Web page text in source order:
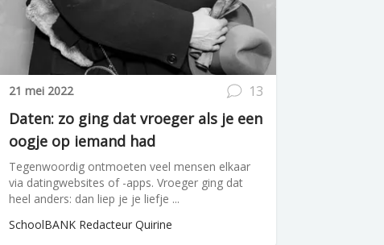
21 mei 2022 13
Daten: zo ging dat vroeger als je een
oogje op iemand had
Tegenwoordig ontmoeten veel mensen elkaar
via datingwebsites of -apps. Vroeger ging dat
heel anders: dan liep je je liefje ...
SchoolBANK Redacteur Quirine